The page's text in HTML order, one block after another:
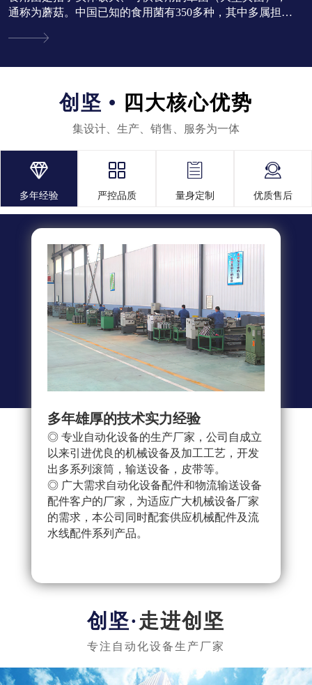
通称为蘑菇。中国已知的食用菌有350多种，其中多属担子
创坚 • 四大核心优势
集设计、生产、销售、服务为一体

多年经验

严控品质

量身定制

优质售后
多年雄厚的技术实力经验
◎ 专业自动化设备的生产厂家，公司自成立
以来引进优良的机械设备及加工工艺，开发
出多系列滚筒，输送设备，皮带等。
◎ 广大需求自动化设备配件和物流输送设备
配件客户的厂家，为适应广大机械设备厂家
的需求，本公司同时配套供应机械配件及流
水线配件系列产品。
走进创坚